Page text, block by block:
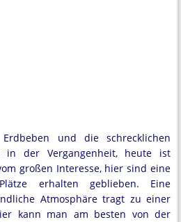
Erdbeben und die schrecklichen
in der Vergangenheit, heute ist
großen Interesse, hier sind eine
erhalten geblieben. Eine
Atmosphäre tragt zu einer
kann man am besten von der